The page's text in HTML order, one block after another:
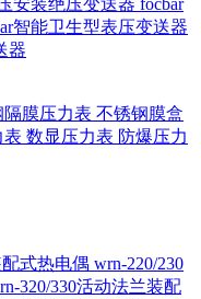
安装绝压变送器 focbar
智能卫生型表压变送器
器
隔膜压力表 不锈钢膜盒
表 数显压力表 防爆压力
式热电偶 wrn-220/230
320/330活动法兰装配